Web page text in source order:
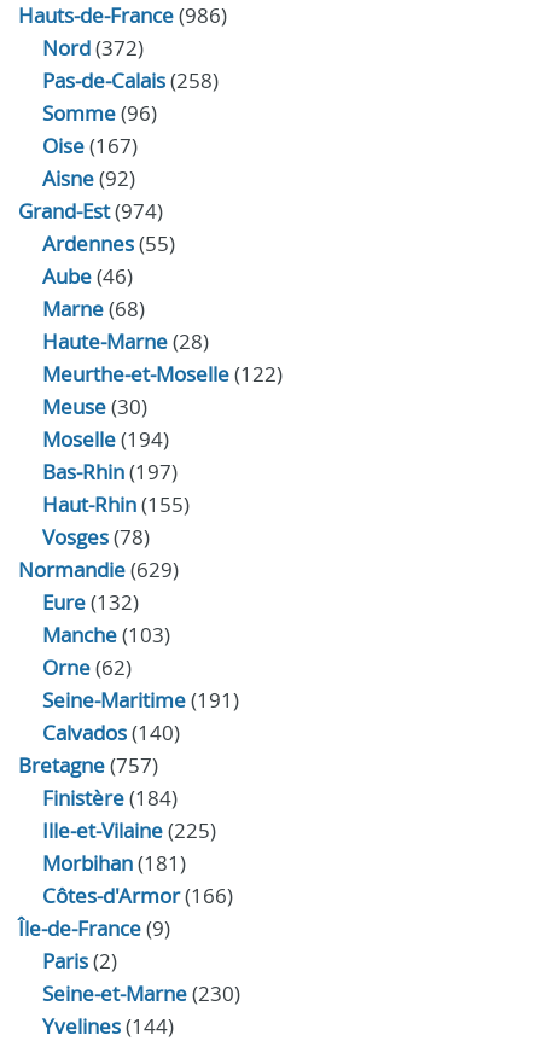
Hauts-de-France(986)
Nord(372)
Pas-de-Calais(258)
Somme(96)
Oise(167)
Aisne(92)
Grand-Est(974)
Ardennes(55)
Aube(46)
Marne(68)
Haute-Marne(28)
Meurthe-et-Moselle(122)
Meuse(30)
Moselle(194)
Bas-Rhin(197)
Haut-Rhin(155)
Vosges(78)
Normandie(629)
Eure(132)
Manche(103)
Orne(62)
Seine-Maritime(191)
Calvados(140)
Bretagne(757)
Finistère(184)
Ille-et-Vilaine(225)
Morbihan(181)
Côtes-d'Armor(166)
Île-de-France(9)
Paris(2)
Seine-et-Marne(230)
Yvelines(144)